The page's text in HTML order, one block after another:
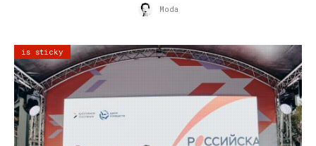
Moda
is sticky